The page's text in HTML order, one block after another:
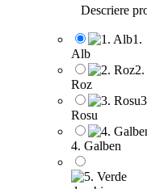
Descriere
1.
Alb
2.
Roz
Rosu
4. Galben